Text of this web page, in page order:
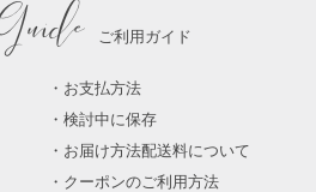
ご利用ガイド
お支払方法
検討中に保存
お届け方法配送料について
クーポンのご利用方法